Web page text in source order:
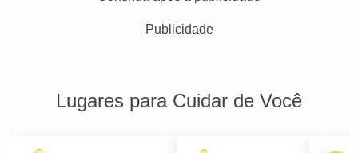
Publicidade
Lugares para Cuidar de Você